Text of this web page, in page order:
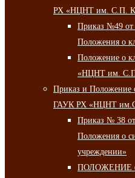
РХ «НЦНТ им. С.П.
Приказ №49 от
Положения о
Положение о
«НЦНТ им.
Приказ и Положение
ГАУК РХ «НЦНТ
Приказ № 38
Положения о
учреждении»
ПОЛОЖЕНИЕ о